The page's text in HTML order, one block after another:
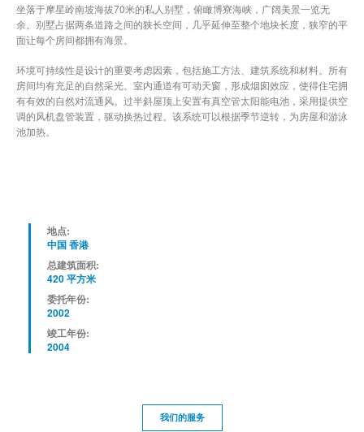
坐落于摩星岭南坡海拔70米的私人别墅，俯瞰博寮海峡，广阔美景一览无
余。别墅占据两条道路之间的狭长空间，几乎延伸至整个地块长度，狭窄的平
面让每个房间都拥有海景。
环境可持续性是设计的重要考虑因素，包括施工方法、建筑系统和材料。所有
房间均有充足的自然采光。室内通道有可动天窗，形成烟囱效应，使得住宅拥
有有效的自然对流通风。过半斜屋顶上安置有真空管太阳能电池，采用提供空
调的风机盘管装置，驱动换热过程。该系统可以根据季节逆转，为房屋和游泳
池加热。
地点:
中国 香港
总建筑面积:
420 平方米
委托年份:
2002
竣工年份:
2004
我们的服务